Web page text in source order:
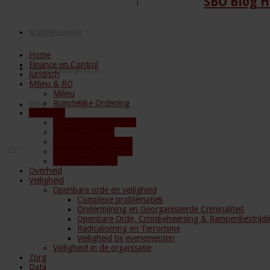
Mijn Leeromgeving
Blog
Home
Finance en Control
Juridisch
Milieu & RO
Milieu
Ruimtelijke Ordening
Overheid
Veiligheid
Openbare orde en veiligheid
Complexe problematiek
Ondermijning en Georganiseerde Criminaliteit
Openbare Orde, Crisisbeheersing &
Radicalisering en Terrorisme
Veiligheid bij evenementen
Veiligheid in de organisatie
Zorg
Data